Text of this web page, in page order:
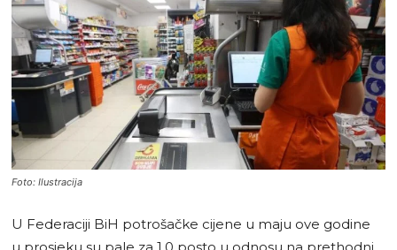
Foto: Ilustracija
U Federaciji BiH potrošačke cijene u maju ove godine